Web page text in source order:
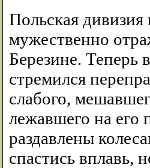
Польская
мужественно
Березине. Теперь
стремился
слабого,
лежавшего на его
раздавлены
спастись вплавь,